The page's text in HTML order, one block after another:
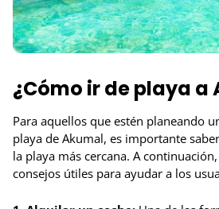
¿Cómo ir de playa a
Para aquellos que estén planeando
playa de Akumal, es importante
la playa más cercana. A
consejos útiles para ayudar a los